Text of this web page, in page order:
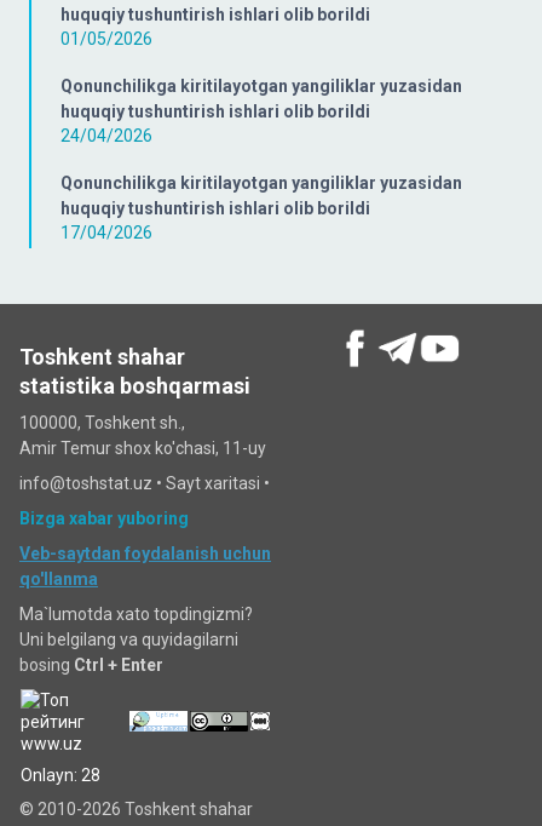
huquqiy tushuntirish ishlari olib borildi
01/05/2026
Qonunchilikga kiritilayotgan yangiliklar yuzasidan
huquqiy tushuntirish ishlari olib borildi
24/04/2026
Qonunchilikga kiritilayotgan yangiliklar yuzasidan
huquqiy tushuntirish ishlari olib borildi
17/04/2026
Toshkent shahar
statistika boshqarmasi
100000, Toshkent sh.,
Amir Temur shox ko'chasi, 11-uy
info@toshstat.uz • Sayt xaritasi •
Bizga xabar yuboring
Veb-saytdan foydalanish uchun
qo'llanma
Ma`lumotda xato topdingizmi?
Uni belgilang va quyidagilarni
bosing Ctrl + Enter
Onlayn: 28
© 2010-2026 Toshkent shahar